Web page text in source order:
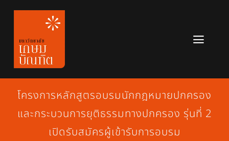
Skip
content
หลักสูตร
ข่าวสาร
เกี่ยวกับมหาวิทยาลัย
โครงการหลักสูตรอบรมนักกฎหมายปกครอง
และกระบวนการยุติธรรมทางปกครอง รุ่นที่ 2
เปิดรับสมัครผู้เข้ารับการอบรม